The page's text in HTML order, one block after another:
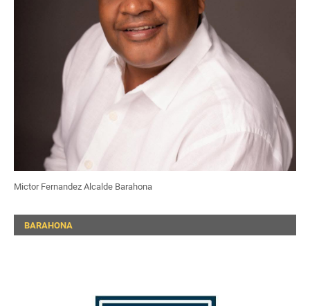
Mictor Fernandez Alcalde Barahona
BARAHONA